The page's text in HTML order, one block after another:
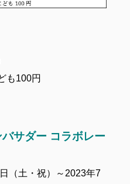
も100円
バサダー コラボレー
（土・祝）～2023年7